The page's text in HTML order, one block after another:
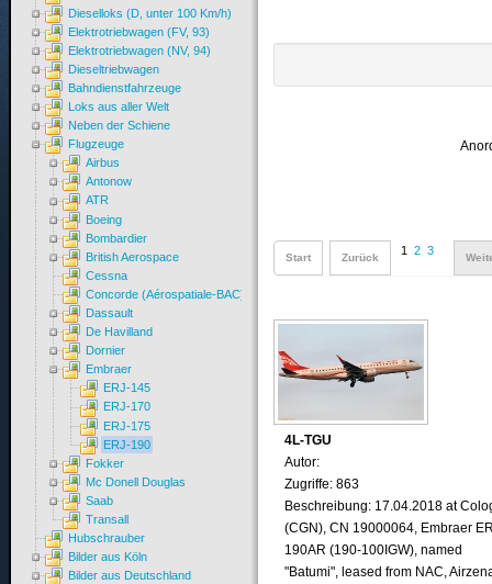
Start Zurück
1 2 3
4L-TGU
Autor:
Zugriffe: 863
Beschreibung: 17.04.2018 at
(CGN), CN 19000064, Embraer
190AR (190-100IGW), named
"Batumi", leased from NAC,
Dieselloks (D, unter 100 Km/h)
Elektrotriebwagen (FV, 93)
Elektrotriebwagen (NV, 94)
Dieseltriebwagen
Bahndienstfahrzeuge
Loks aus aller Welt
Neben der Schiene
Flugzeuge
Airbus
Antonow
ATR
Boeing
Bombardier
British Aerospace
Cessna
Concorde (Aérospatiale-BAC)
Dassault
De Havilland
Dornier
Embraer
ERJ-145
ERJ-170
ERJ-175
ERJ-190
Fokker
Mc Donell Douglas
Saab
Transall
Hubschrauber
Bilder aus Köln
Bilder aus Deutschland